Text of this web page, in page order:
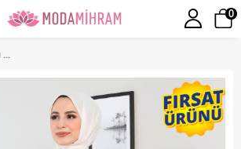
0
Fırfırlı Fularlı Şifon Abiye Pudra 10805